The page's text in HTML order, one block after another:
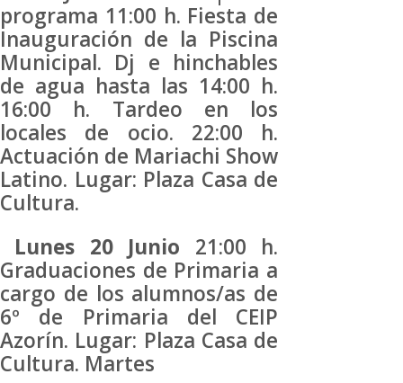
programa 11:00 h. Fiesta de
Inauguración de la Piscina
Municipal. Dj e hinchables
de agua hasta las 14:00 h.
16:00 h. Tardeo en los
locales de ocio. 22:00 h.
Actuación de Mariachi Show
Latino. Lugar: Plaza Casa de
Cultura.
Lunes 20 Junio 21:00 h.
Graduaciones de Primaria a
cargo de los alumnos/as de
6º de Primaria del CEIP
Azorín. Lugar: Plaza Casa de
Cultura. Martes